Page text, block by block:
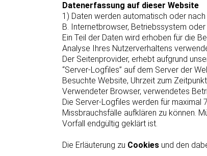
Datenerfassung auf dieser Website
1) Daten werden automatisch oder
B. Internetbrowser, Betriebssystem
Ein Teil der Daten wird erhoben für die
Analyse Ihres Nutzerverhaltens
Der Seitenprovider, erhebt aufgrund
“Server-Logfiles” auf dem Server der
Besuchte Website, Uhrzeit zum
Verwendeter Browser, verwendetes
Die Server-Logfiles werden für maximal
Missbrauchsfälle aufklären zu können.
Vorfall endgültig geklärt ist.
Die Erläuterung zu Cookies und den